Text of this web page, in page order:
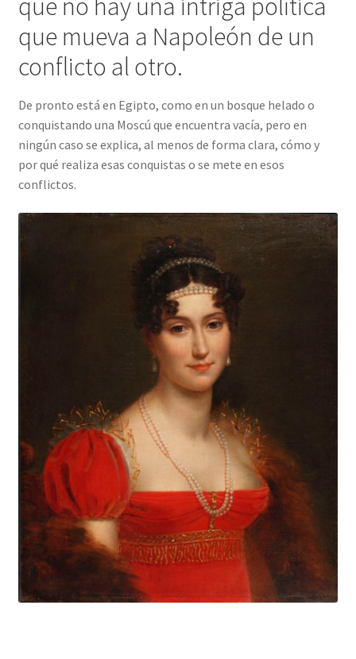
que mueva a Napoleón de un
conflicto al otro.
De pronto está en Egipto, como en un bosque helado o
conquistando una Moscú que encuentra vacía, pero en
ningún caso se explica, al menos de forma clara, cómo y
por qué realiza esas conquistas o se mete en esos
conflictos.